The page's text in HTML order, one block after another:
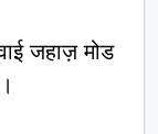
जहाज़ मोड